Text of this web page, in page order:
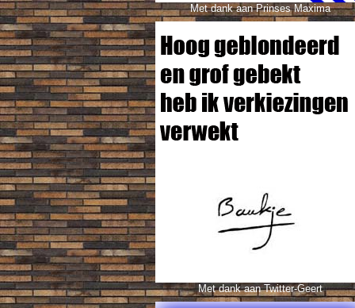
Met dank aan Prinses Maxima
Met dank aan Twitter-Geert